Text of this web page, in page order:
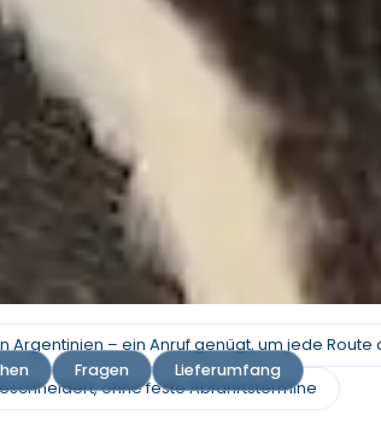
Fragen Lieferumfang
Argentinien – ein Anruf genügt, um jede Route
ohne feste Abfahrtstermine